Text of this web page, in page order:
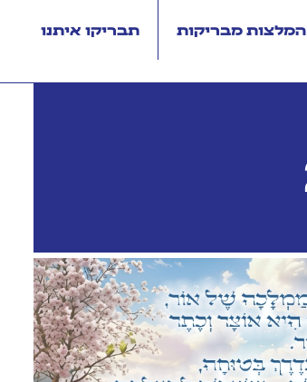
המלצות מבריקות תבריקו איתנו